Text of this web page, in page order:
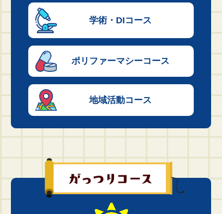
学術・DIコース
ポリファーマシーコース
地域活動コース